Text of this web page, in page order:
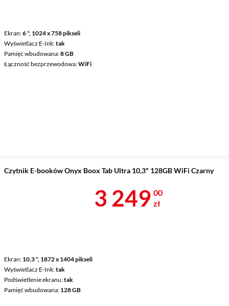
Ekran 6 ", 1024 x 758 pikseli
Wyświetlacz E-Ink tak
Pamięć wbudowana 8 GB
Łączność bezprzewodowa WiFi
Czytnik E-booków Onyx Boox Tab Ultra 10,3" 128GB WiFi Czarny
Ekran 10,3 ", 1872 x 1404 pikseli
Wyświetlacz E-Ink tak
Podświetlenie ekranu tak
Pamięć wbudowana 128 GB
Cena 3 249 zł
3 249 00
zł